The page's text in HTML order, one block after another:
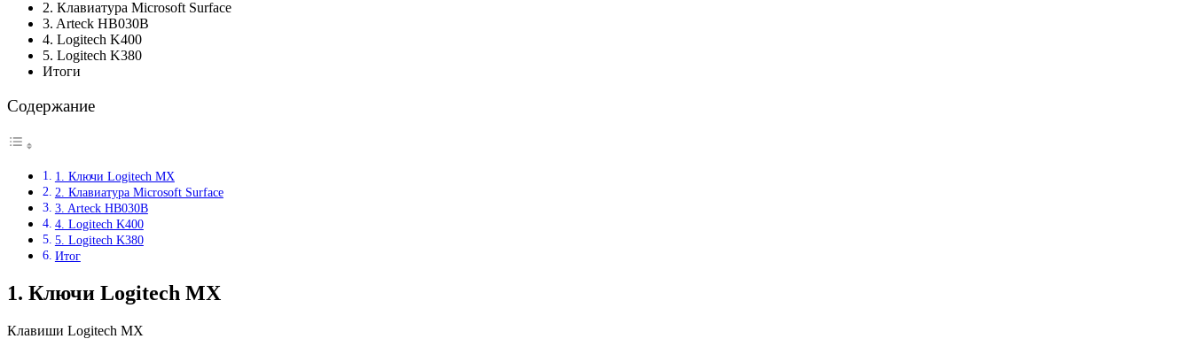
2. Клавиатура Microsoft Surface
3. Arteck HB030B
4. Logitech K400
5. Logitech K380
Итоги
Содержание
1. Ключи Logitech MX
2. Клавиатура Microsoft Surface
3. Arteck HB030B
4. Logitech K400
5. Logitech K380
Итог
1. Ключи Logitech MX
Клавиши Logitech MX